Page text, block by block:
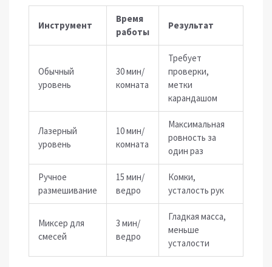
Инструмент
Время
работы
Результат
Обычный
уровень
30 мин/
комната
Требует
проверки,
метки
карандашом
Лазерный
уровень
10 мин/
комната
Максимальная
ровность за
один раз
Ручное
размешивание
15 мин/
ведро
Комки,
усталость рук
Миксер для
смесей
3 мин/
ведро
Гладкая масса,
меньше
усталости